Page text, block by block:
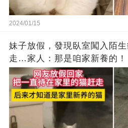
2024/01/15
妹子放假，發現臥室闖入陌
走…家人：那是咱家新養的！